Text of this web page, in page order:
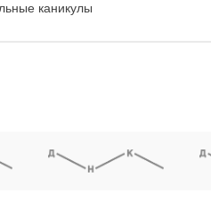
каникулы